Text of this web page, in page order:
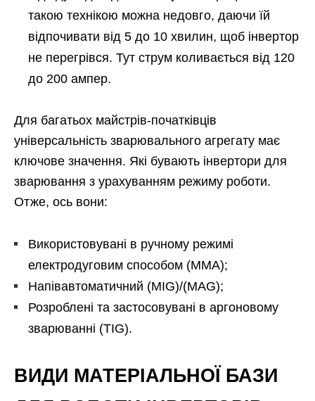
такою технікою можна недовго, даючи їй
відпочивати від 5 до 10 хвилин, щоб інвертор
не перегрівся. Тут струм коливається від 120
до 200 ампер.
Для багатьох майстрів-початківців
універсальність зварювального агрегату має
ключове значення. Які бувають інвертори для
зварювання з урахуванням режиму роботи.
Отже, ось вони:
Використовувані в ручному режимі
електродуговим способом (ММА);
Напівавтоматичний (MIG)/(MAG);
Розроблені та застосовувані в аргоновому
зварюванні (ТIG).
ВИДИ МАТЕРІАЛЬНОЇ БАЗИ